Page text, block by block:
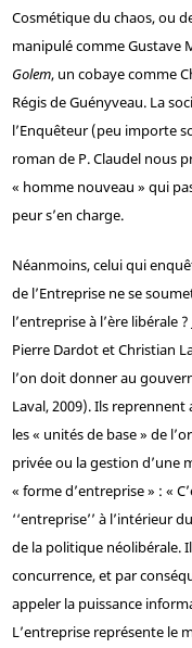
Cosmétique du chaos, ou
manipulé comme Gustave
Golem, un cobaye comme
Régis de Guényveau. La
l’Enquêteur (peu importe
roman de P. Claudel nous
« homme nouveau » qui
peur s’en charge.
Néanmoins, celui qui
de l’Entreprise ne se
l’entreprise à l’ère libérale
Pierre Dardot et Christian
l’on doit donner au
Laval, 2009). Ils reprennent
les « unités de base » de
privée ou la gestion d’une
« forme d’entreprise » : «
‘‘entreprise’’ à l’intérieur
de la politique néolibérale.
concurrence, et par
appeler la puissance
L’entreprise représente le